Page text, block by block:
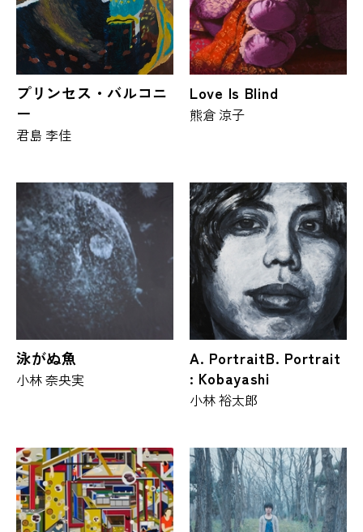
プリンセス・バルコニ
ー
君島 李佳
Love Is Blind
熊倉 涼子
泳がぬ魚
小林 奈央実
A. PortraitB. Portrait
: Kobayashi
小林 裕太郎